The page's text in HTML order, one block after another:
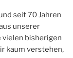
seit 70 Jahren
unserer
bisherigen
kaum verstehen,